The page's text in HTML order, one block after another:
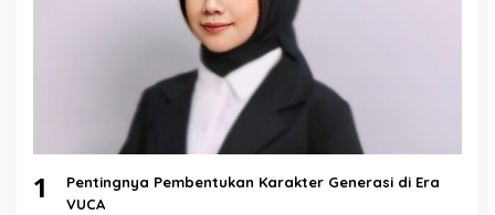
1
Pentingnya Pembentukan Karakter Generasi di Era
VUCA